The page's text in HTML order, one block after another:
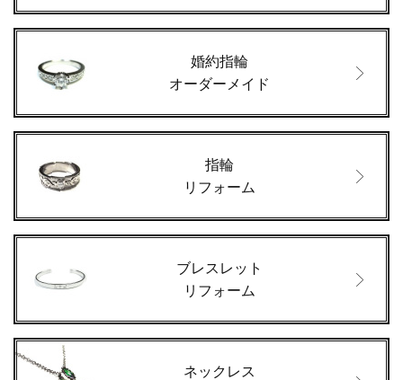
婚約指輪
オーダーメイド
指輪
リフォーム
ブレスレット
リフォーム
ネックレス